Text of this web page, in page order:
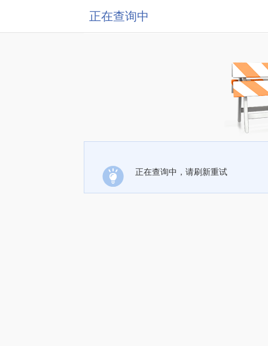
正在查询中
正在查询中，请刷新重试